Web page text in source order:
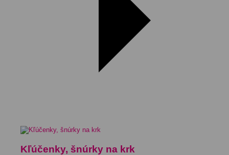
Kľúčenky, šnúrky na krk